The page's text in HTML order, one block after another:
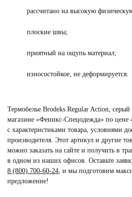
рассчитано на высокую
плоские швы;
приятный на ощупь материал;
износостойкое, не деформируется.
Термобелье Brodeks Regular Action,
магазине «Феникс-Спецодежда» по цене
с характеристиками товара, условиями
производителя. Этот артикул и другие
можно заказать на сайте и получить в
в одном из наших офисов. Оставьте
8 (800) 700-60-24 и мы подготовим
предложение!